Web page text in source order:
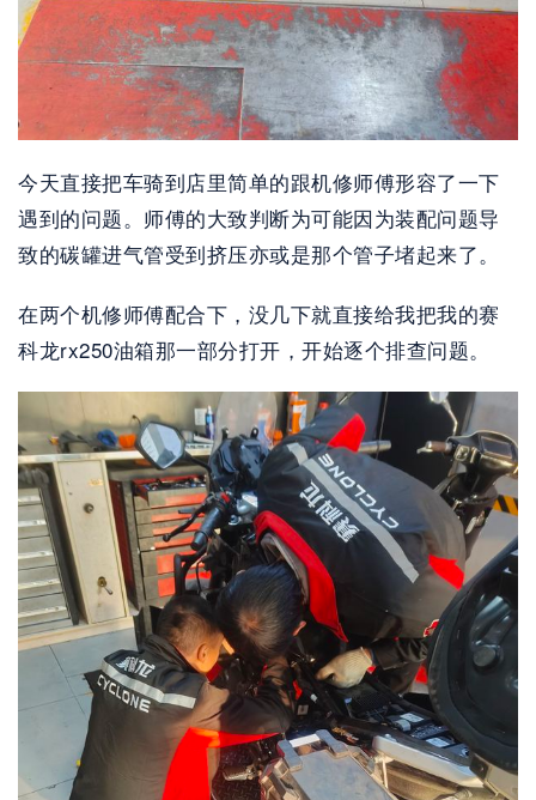
今天直接把车骑到店里简单的跟机修师傅形容了一下
遇到的问题。师傅的大致判断为可能因为装配问题导
致的碳罐进气管受到挤压亦或是那个管子堵起来了。
在两个机修师傅配合下，没几下就直接给我把我的赛
科龙rx250油箱那一部分打开，开始逐个排查问题。